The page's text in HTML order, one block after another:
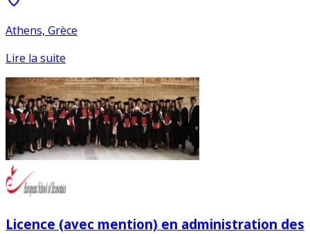
Athens, Grèce
Lire la suite
Licence (avec mention) en administration des